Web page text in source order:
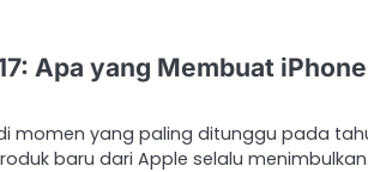
Apa yang Membuat iPhone
momen yang paling ditunggu pada
baru dari Apple selalu